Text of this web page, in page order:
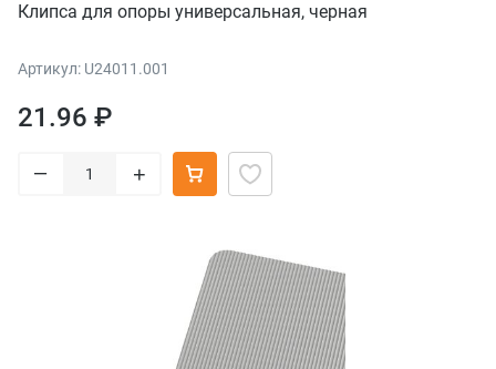
Клипса для опоры универсальная, черная
Артикул: U24011.001
21.96 ₽
– +